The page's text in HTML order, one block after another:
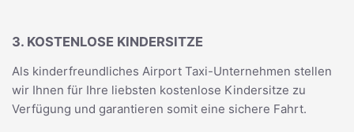
3. KOSTENLOSE KINDERSITZE
Als kinderfreundliches Airport Taxi-Unternehmen stellen
wir Ihnen für Ihre liebsten kostenlose Kindersitze zu
Verfügung und garantieren somit eine sichere Fahrt.